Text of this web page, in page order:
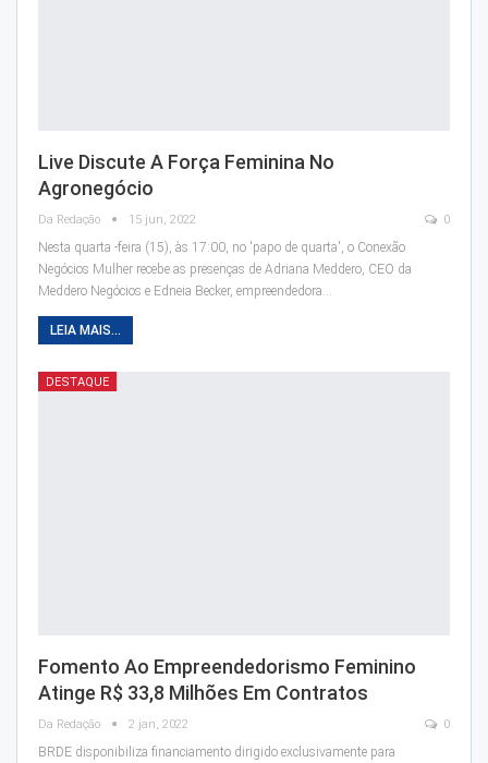
Live Discute A Força Feminina No
Agronegócio
Da Redação 15 jun, 2022 0
Nesta quarta -feira (15), às 17:00, no 'papo de quarta', o Conexão
Negócios Mulher recebe as presenças de Adriana Meddero, CEO da
Meddero Negócios e Edneia Becker, empreendedora…
LEIA MAIS...
DESTAQUE
Fomento Ao Empreendedorismo Feminino
Atinge R$ 33,8 Milhões Em Contratos
Da Redação 2 jan, 2022 0
BRDE disponibiliza financiamento dirigido exclusivamente para